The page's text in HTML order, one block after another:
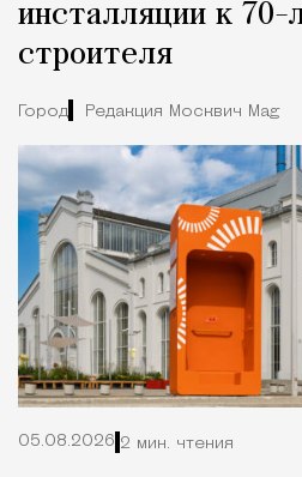
инсталляции к 70-
строителя
Город Редакция Москвич Mag
05.08.2026 2 мин. чтения